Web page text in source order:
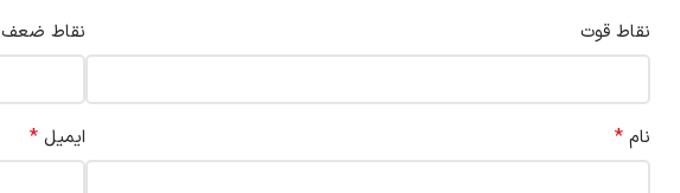
نقاط قوت نقاط ضعف
نام * ایمیل *